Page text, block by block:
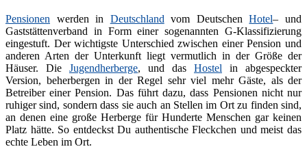
Pensionen werden in Deutschlandvom DeutschenHotel– und
Gaststättenverband in Form einer sogenannten G-Klassifizierung
eingestuft. Der wichtigste Unterschied zwischen einer Pension und
anderen Arten der Unterkunft liegt vermutlich in der Größe der
Häuser. Die Jugendherberge, und das Hostel in abgespeckter
Version, beherbergen in der Regel sehr viel mehr Gäste, als der
Betreiber einer Pension. Das führt dazu, dass Pensionen nicht nur
ruhiger sind, sondern dass sie auch an Stellen im Ort zu finden sind,
an denen eine große Herberge für Hunderte Menschen gar keinen
Platz hätte. So entdeckst Du authentische Fleckchen und meist das
echte Leben im Ort.